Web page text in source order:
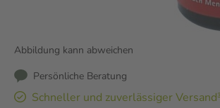
Abbildung kann abweichen
Persönliche Beratung
Schneller und zuverlässiger Versand³